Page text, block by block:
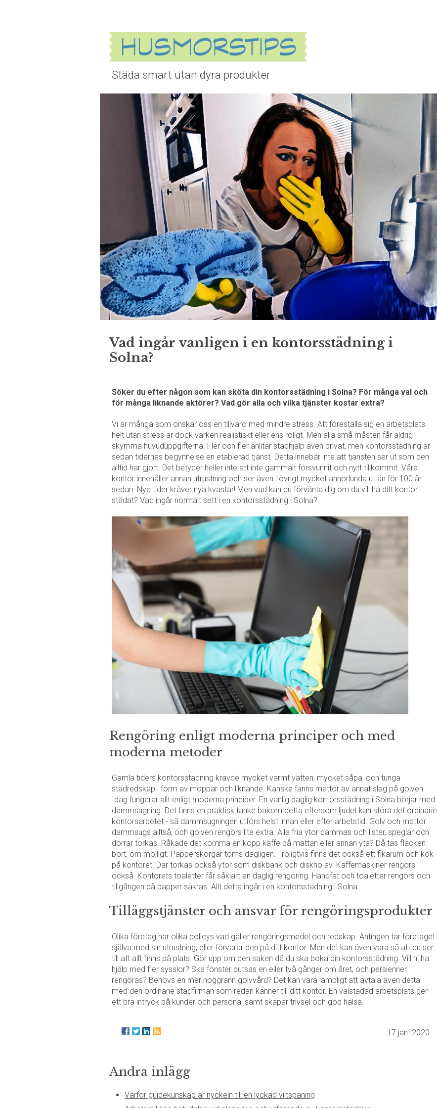
Städa smart utan dyra produkter
Vad ingår vanligen i en kontorsstädning i
Solna?
Söker du efter någon som kan sköta din kontorsstädning i Solna? För många val och
för många liknande aktörer? Vad gör alla och vilka tjänster kostar extra?
Vi är många som önskar oss en tillvaro med mindre stress. Att föreställa sig en arbetsplats
helt utan stress är dock varken realistiskt eller ens roligt. Men alla små måsten får aldrig
skymma huvuduppgifterna. Fler och fler anlitar städhjälp även privat, men kontorsstädning är
sedan tidernas begynnelse en etablerad tjänst. Detta innebär inte att tjänsten ser ut som den
alltid har gjort. Det betyder heller inte att inte gammalt försvunnit och nytt tillkommit. Våra
kontor innehåller annan utrustning och ser även i övrigt mycket annorlunda ut än för 100 år
sedan. Nya tider kräver nya kvastar! Men vad kan du förvänta dig om du vill ha ditt kontor
städat? Vad ingår normalt sett i en kontorsstädning i Solna?
Rengöring enligt moderna principer och med
moderna metoder
Gamla tiders kontorsstädning krävde mycket varmt vatten, mycket såpa, och tunga
städredskap i form av moppar och liknande. Kanske fanns mattor av annat slag på golven.
Idag fungerar allt enligt moderna principer. En vanlig daglig kontorsstädning i Solna börjar med
dammsugning. Det finns en praktisk tanke bakom detta eftersom ljudet kan störa det ordinarie
kontorsarbetet - så dammsugningen utförs helst innan eller efter arbetstid. Golv och mattor
dammsugs alltså, och golven rengörs lite extra. Alla fria ytor dammas och lister, speglar och
dörrar torkas. Råkade det komma en kopp kaffe på mattan eller annan yta? Då tas fläcken
bort, om möjligt. Papperskorgar töms dagligen. Troligtvis finns det också ett fikarum och kök
på kontoret. Där torkas också ytor som diskbänk och diskho av. Kaffemaskiner rengörs
också. Kontorets toaletter får såklart en daglig rengöring. Handfat och toaletter rengörs och
tillgången på papper säkras. Allt detta ingår i en kontorsstädning i Solna.
Tilläggstjänster och ansvar för rengöringsprodukter
Olika företag har olika policys vad gäller rengöringsmedel och redskap. Antingen tar företaget
själva med sin utrustning, eller förvarar den på ditt kontor. Men det kan även vara så att du ser
till att allt finns på plats. Gör upp om den saken då du ska boka din kontorsstädning. Vill ni ha
hjälp med fler sysslor? Ska fönster putsas en eller två gånger om året, och persienner
rengöras? Behövs en mer noggrann golvvård? Det kan vara lämpligt att avtala även detta
med den ordinarie städfirman som redan känner till ditt kontor. En välstädad arbetsplats ger
ett bra intryck på kunder och personal samt skapar trivsel och god hälsa.
17 jan. 2020
Andra inlägg
Varför guidekunskap är nyckeln till en lyckad viltspaning